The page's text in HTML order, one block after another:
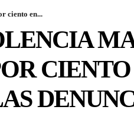
ciento en...